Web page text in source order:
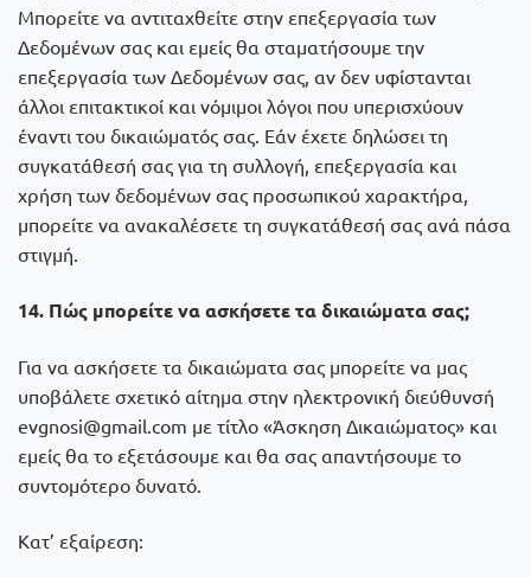
Μπορείτε να αντιταχθείτε στην επεξεργασία των
Δεδομένων σας και εμείς θα σταματήσουμε την
επεξεργασία των Δεδομένων σας, αν δεν υφίστανται
άλλοι επιτακτικοί και νόμιμοι λόγοι που υπερισχύουν
έναντι του δικαιώματός σας. Εάν έχετε δηλώσει τη
συγκατάθεσή σας για τη συλλογή, επεξεργασία και
χρήση των δεδομένων σας προσωπικού χαρακτήρα,
μπορείτε να ανακαλέσετε τη συγκατάθεσή σας ανά πάσα
στιγμή.
14. Πώς μπορείτε να ασκήσετε τα δικαιώματα σας;
Για να ασκήσετε τα δικαιώματα σας μπορείτε να μας
υποβάλετε σχετικό αίτημα στην ηλεκτρονική διεύθυνσή
evgnosi@gmail.com με τίτλο «Άσκηση Δικαιώματος» και
εμείς θα το εξετάσουμε και θα σας απαντήσουμε το
συντομότερο δυνατό.
Κατ’ εξαίρεση: